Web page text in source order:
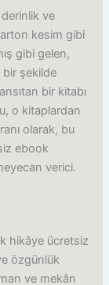
ve
kesim gibi
gibi gelen,
bir şekilde
bir kitabı
o kitaplardan
olarak, bu
ebook
verici.
hikâye ücretsiz
özgünlük
ve mekân